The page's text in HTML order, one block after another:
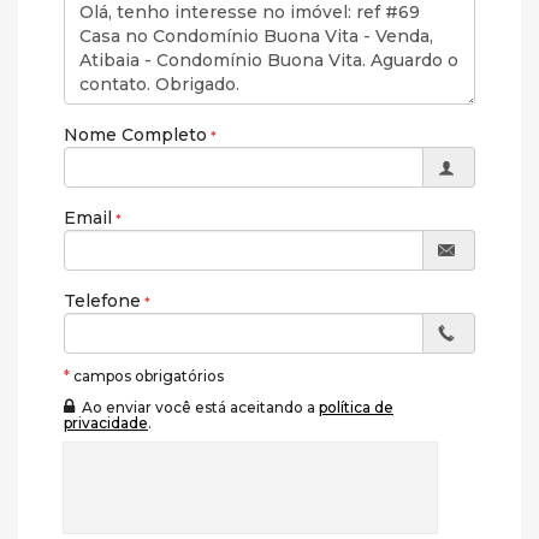
FAÇO PARCERIA COM CORRETORES!
WhatsApp: (11) 94702-2868 Vinicius Kimeri
Siga no Instagram e Facebook: @viniciuskimeri
Canal no Youtube: Vinicius Kimeri - Imóveis em Atibaia
*As informações sobre os imóveis aqui divulgadas
incluindo disponibilidade, valores, formas de pagamento
e característica deverão ser confirmadas, pois podem
Características do Imóvel
Living
Piscina Privativa
Sacada / Varanda
Sala
Sala de Estar
Nome Completo
Email
Telefone
* campos obrigatórios
Ao enviar você está aceitando a política de
privacidade.